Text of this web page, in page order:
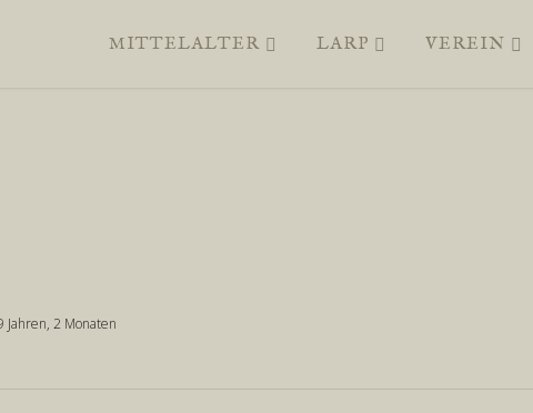
MITTELALTER LARP VEREIN
Jahren, 2 Monaten